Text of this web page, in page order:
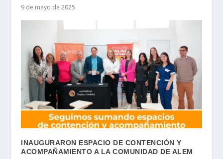
9 de mayo de 2025
INAUGURARON ESPACIO DE CONTENCIÓN Y
ACOMPAÑAMIENTO A LA COMUNIDAD DE ALEM